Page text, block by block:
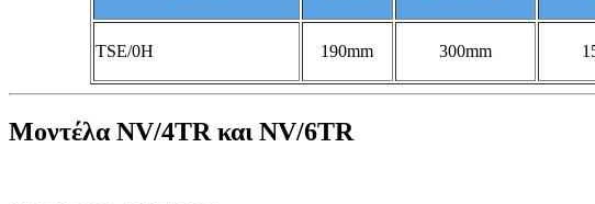
TSE/0H 190mm 300mm
Μοντέλα NV/4TR και NV/6TR